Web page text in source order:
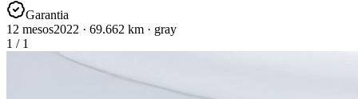
Garantia
12 mesos2022 · 69.662 km · gray
1 / 1